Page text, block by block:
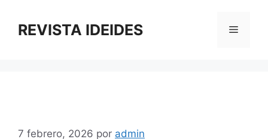
contenido
REVISTA IDEIDES Menú
7 febrero, 2026 por admin